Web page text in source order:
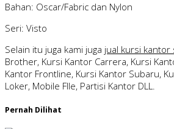
Bahan: Oscar/Fabric dan Nylon
Seri: Visto
Selain itu juga kami juga jual kursi kantor
Brother, Kursi Kantor Carrera, Kursi
Kantor Frontline, Kursi Kantor Subaru,
Loker, Mobile FIle, Partisi Kantor DLL.
Pernah Dilihat